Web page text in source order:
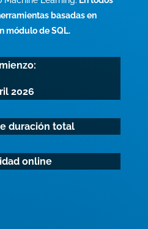
basadas en
módulo de SQL.
2026
duración total
online